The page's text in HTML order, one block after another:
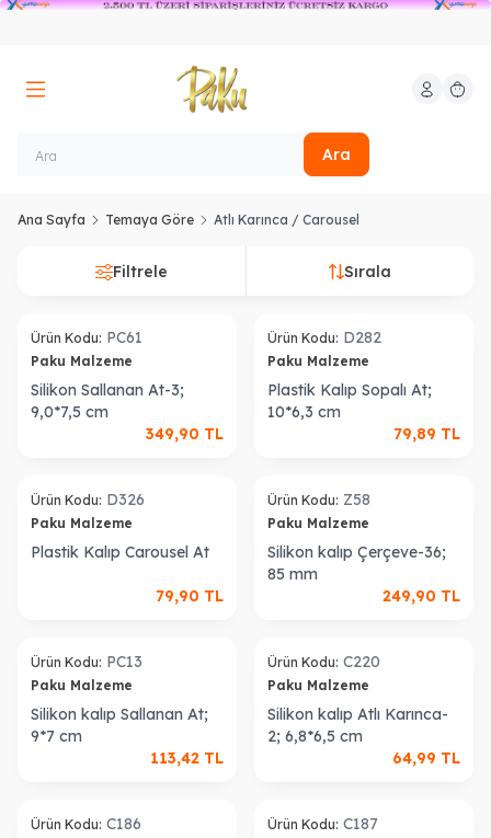
Ara
Hesabım
Ana Sayfa Temaya Göre Atlı Karınca / Carousel
Filtrele Sırala
Ürün Kodu: PC61
Paku Malzeme
Silikon Sallanan At-3;
9,0*7,5 cm
349,90 TL
Ürün Kodu: D282
Paku Malzeme
Plastik Kalıp Sopalı At;
10*6,3 cm
79,89 TL
Ürün Kodu: D326
Paku Malzeme
Plastik Kalıp Carousel At
79,90 TL
Ürün Kodu: Z58
Paku Malzeme
Silikon kalıp Çerçeve-36;
85 mm
249,90 TL
Ürün Kodu: PC13
Paku Malzeme
Silikon kalıp Sallanan At;
9*7 cm
113,42 TL
Ürün Kodu: C220
Paku Malzeme
Silikon kalıp Atlı Karınca-
2; 6,8*6,5 cm
64,99 TL
Ürün Kodu: C186
Ürün Kodu: C187